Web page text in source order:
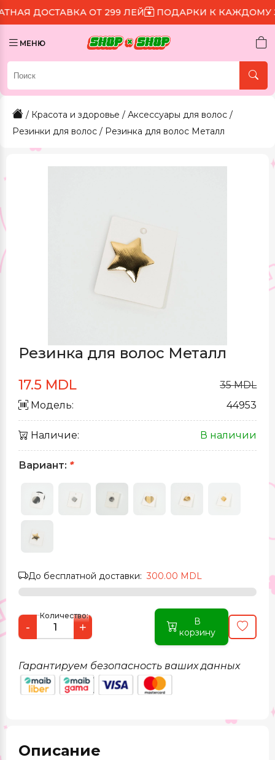
ОТ 299 ЛЕЙ ПОДАРКИ К КАЖДОМУ ЗАКАЗУ
МЕНЮ
/ Красота и здоровье / Аксессуары для волос /
Резинки для волос / Резинка для волос Металл
Резинка для волос Металл
17.5 MDL
35 MDL
Модель:
44953
Наличие: В наличии
Вариант: *
До бесплатной доставки:300.00 MDL
Количество:
- +
В
корзину
Гарантируем безопасность ваших данных
Описание